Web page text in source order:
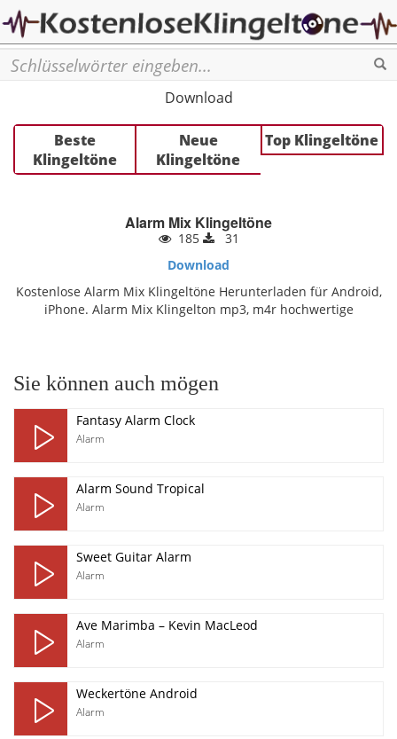
Download
Beste
Klingeltöne
Neue
Klingeltöne
Top Klingeltöne
Alarm Mix Klingeltöne
185
31
Download
Kostenlose Alarm Mix Klingeltöne Herunterladen für Android,
iPhone. Alarm Mix Klingelton mp3, m4r hochwertige
Sie können auch mögen
Fantasy Alarm Clock
Alarm
Alarm Sound Tropical
Alarm
Sweet Guitar Alarm
Alarm
Ave Marimba – Kevin MacLeod
Alarm
Weckertöne Android
Alarm